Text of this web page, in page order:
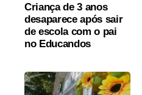
Criança de 3 anos
desaparece após sair
de escola com o pai
no Educandos